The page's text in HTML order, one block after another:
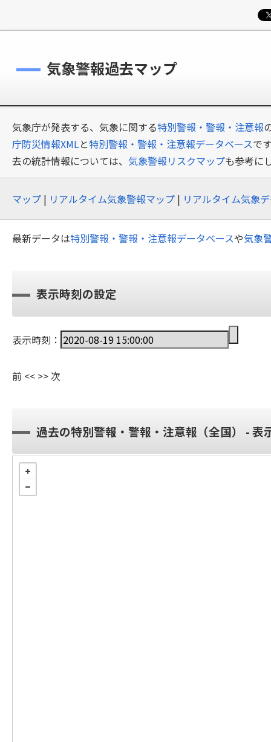
気象警報過去マップ
気象庁が発表する、気象に関する特別警報・警報・注意報
庁防災情報XMLと特別警報・警報・注意報データベースで
去の統計情報については、 気象警報リスクマップも参考に
マップ | リアルタイム気象警報マップ | リアルタイム気象
最新データは特別警報・警報・注意報データベースや気象
表示時刻の設定
表示時刻：
前 << >>次
過去の特別警報・警報・注意報（全国） - 表